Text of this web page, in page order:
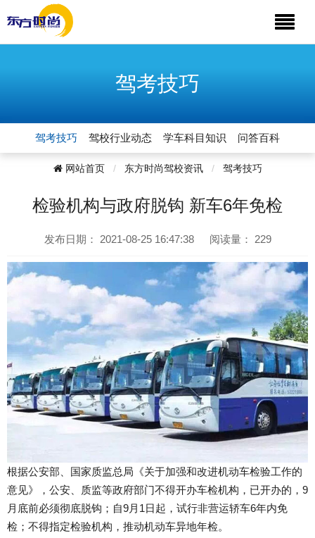
驾考技巧
驾考技巧 驾校行业动态 学车科目知识 问答百科
网站首页 东方时尚驾校资讯 驾考技巧
检验机构与政府脱钩 新车6年免检
发布日期： 2021-08-25 16:47:38 阅读量： 229
根据公安部、国家质监总局《关于加强和改进机动车检验工作的
意见》，公安、质监等政府部门不得开办车检机构，已开办的，9
月底前必须彻底脱钩；自9月1日起，试行非营运轿车6年内免
检；不得指定检验机构，推动机动车异地年检。